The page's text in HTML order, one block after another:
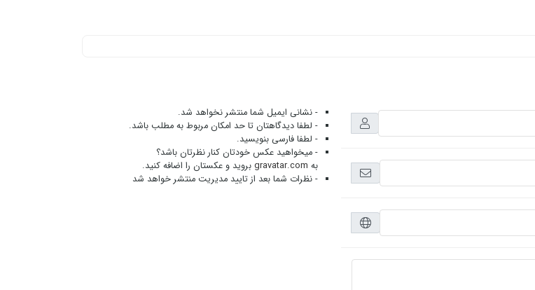
- نشانی ایمیل شما منتشر نخواهد شد.
- لطفا دیدگاهتان تا حد امکان مربوط به مطلب باشد.
- لطفا فارسی بنویسید.
- میخواهید عکس خودتان کنار نظرتان باشد؟
به gravatar.com بروید و عکستان را اضافه کنید.
- نظرات شما بعد از تایید مدیریت منتشر خواهد شد